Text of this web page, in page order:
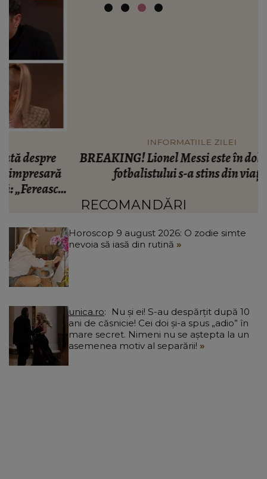
INFORMATIILE ZILEI
BREAKING! Lionel Messi este în doliu! Tatăl
fotbalistului s-a stins din viață!
RECOMANDĂRI
Horoscop 9 august 2026: O zodie simte
nevoia să iasă din rutină
unica.ro
ani de căsnicie! Cei doi și-a spus „adio” în
mare secret. Nimeni nu se aștepta la un
asemenea motiv al separării!